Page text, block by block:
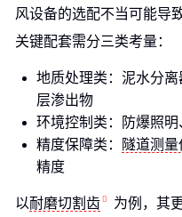
风设备的选配不当可能导
关键配套需分三类考量：
地质处理类：泥水分离
层渗出物
环境控制类：防爆照明
精度保障类：
隧道测量
精度
以耐磨切割齿
为例，其